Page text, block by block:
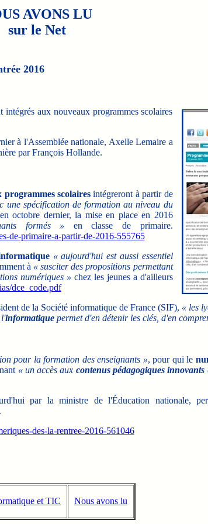
AVONS LU
sur le Net
2016
aux nouveaux programmes scolaires
à l'Assemblée nationale, Axelle Lemaire a
par François Hollande.
programmes scolairesintégreront à partir de
une spécification de formation au niveau du
octobre dernier, la mise en place en 2016
formés » en classe de primaire.
de-primaire-a-partir-de-2016-555765
« aujourd'hui est aussi essentiel
à « susciter des propositions permettant
numériques » chez les jeunes a d'ailleurs
dce_code.pdf
de la Société informatique de France (SIF), « les
l'informatiquepermet d'en détenir les clés, d'en
pour la formation des enseignants », pour qui le
« un accès aux contenus pédagogiques innovants
par la ministre de l'Éducation nationale,
.
des-la-rentree-2016-561046
et TIC Nous avons lu